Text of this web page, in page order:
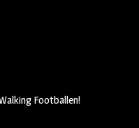
Footballen!